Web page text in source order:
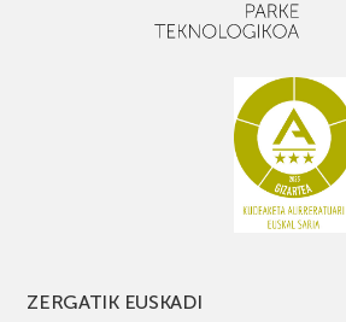
ZERGATIK EUSKADI